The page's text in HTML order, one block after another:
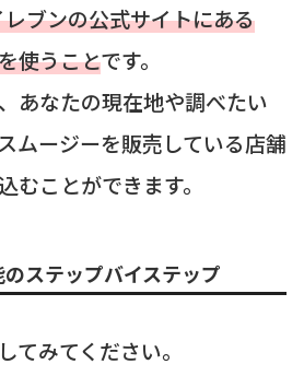
ブンの公式サイトにある
使うことです。
あなたの現在地や調べたい
ムージーを販売している店舗
むことができます。
ステップバイステップ
てみてください。